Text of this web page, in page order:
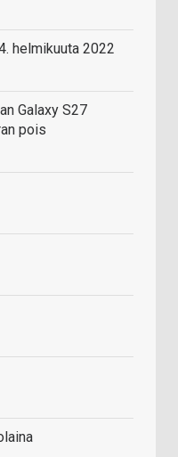
helmikuuta 2022
Galaxy S27
pois